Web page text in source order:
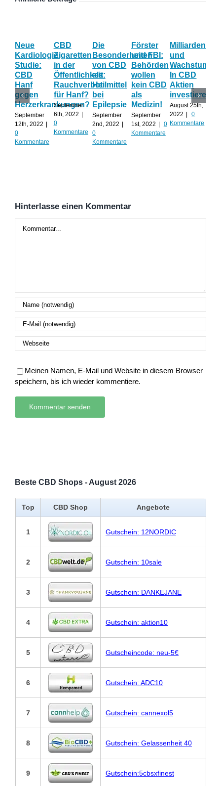
Neue
Kardiologie
Studie:
CBD
Hanf
gegen
Herzerkrankungen?
September
12th, 2022
0
Kommentare
CBD
Zigaretten
in der
Öffentlichkeit:
Rauchverbot
für Hanf?
September
6th, 2022
0
Kommentare
Die
Besonderheiten
von CBD
als
Heilmittel
bei
Epilepsie
September
2nd, 2022
0
Kommentare
Förster
und FBI:
Behörden
wollen
kein CBD
als
Medizin!
September
1st, 2022
0
Kommentare
und
Wachstum:
In CBD
Aktien
investieren?
August 25th,
2022
0
Kommentare
Hinterlasse einen Kommentar
Meinen Namen, E-Mail und Website in diesem Browser
speichern, bis ich wieder kommentiere.
Beste CBD Shops - August 2026
Top CBD Shop Angebote
1 Gutschein: 12NORDIC
2 Gutschein: 10sale
3 Gutschein: DANKEJANE
4 Gutschein: aktion10
5 Gutscheincode: neu-5€
6 Gutschein: ADC10
7 Gutschein: cannexol5
8 Gutschein: Gelassenheit 40
9 Gutschein:5cbsxfinest